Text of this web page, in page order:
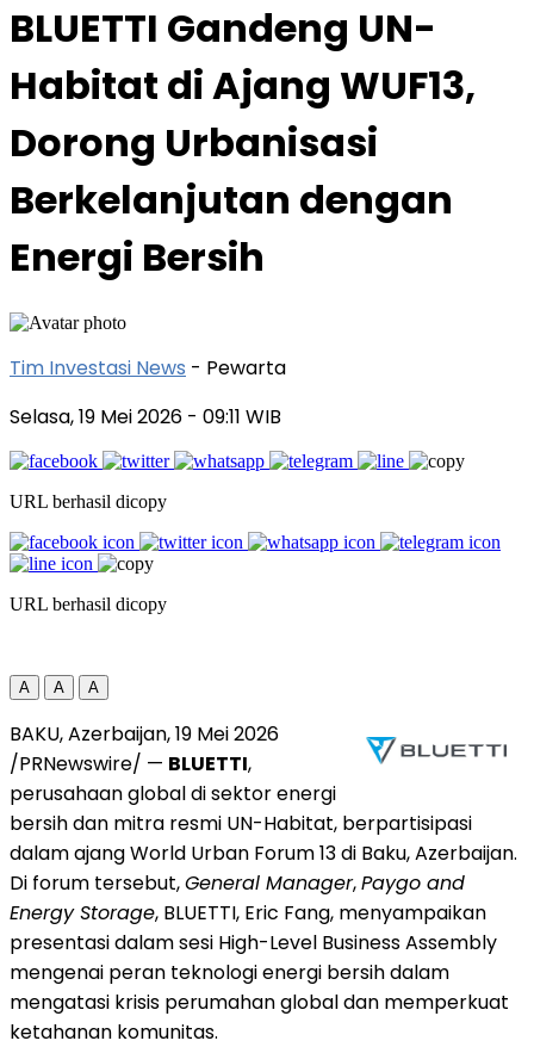
BLUETTI Gandeng UN-
Habitat di Ajang WUF13,
Dorong Urbanisasi
Berkelanjutan dengan
Energi Bersih
Tim Investasi News - Pewarta
Selasa, 19 Mei 2026 - 09:11 WIB
URL berhasil dicopy
URL berhasil dicopy
A A A
BAKU, Azerbaijan, 19 Mei 2026
/PRNewswire/ — BLUETTI,
perusahaan global di sektor energi
bersih dan mitra resmi UN-Habitat, berpartisipasi
dalam ajang World Urban Forum 13 di Baku, Azerbaijan.
Di forum tersebut,General Manager,Paygo and
Energy Storage, BLUETTI, Eric Fang, menyampaikan
presentasi dalam sesi High-Level Business Assembly
mengenai peran teknologi energi bersih dalam
mengatasi krisis perumahan global dan memperkuat
ketahanan komunitas.